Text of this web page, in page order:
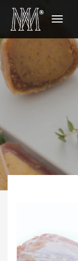
DÉPLIER